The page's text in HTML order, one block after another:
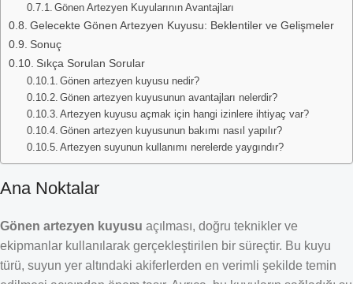
Gönen Artezyen Kuyularının Avantajları
Gelecekte Gönen Artezyen Kuyusu: Beklentiler ve Gelişmeler
Sonuç
Sıkça Sorulan Sorular
Gönen artezyen kuyusu nedir?
Gönen artezyen kuyusunun avantajları nelerdir?
Artezyen kuyusu açmak için hangi izinlere ihtiyaç var?
Gönen artezyen kuyusunun bakımı nasıl yapılır?
Artezyen suyunun kullanımı nerelerde yaygındır?
Ana Noktalar
Gönen artezyen kuyusu açılması, doğru teknikler ve
ekipmanlar kullanılarak gerçekleştirilen bir süreçtir. Bu kuyu
türü, suyun yer altındaki akiferlerden en verimli şekilde temin